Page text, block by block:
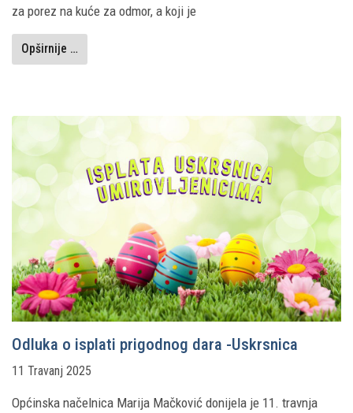
za porez na kuće za odmor, a koji je
Opširnije …
Odluka o isplati prigodnog dara -Uskrsnica
11 Travanj 2025
Općinska načelnica Marija Mačković donijela je 11. travnja